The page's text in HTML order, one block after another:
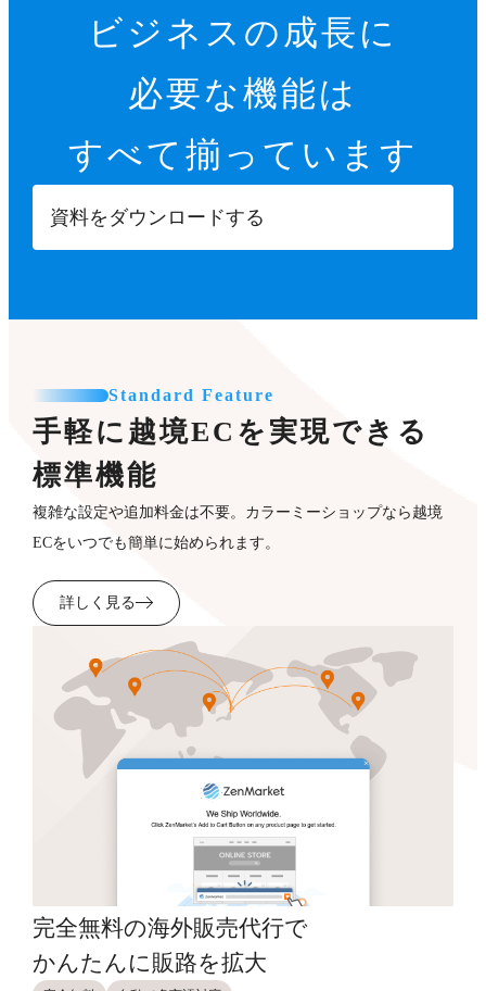
ビジネスの成長に
必要な機能は
すべて揃っています
資料をダウンロードする
Standard Feature
手軽に越境ECを実現できる
標準機能
複雑な設定や追加料金は不要。カラーミーショップなら越境
ECをいつでも簡単に始められます。
詳しく見る
完全無料の海外販売代行で
かんたんに販路を拡大